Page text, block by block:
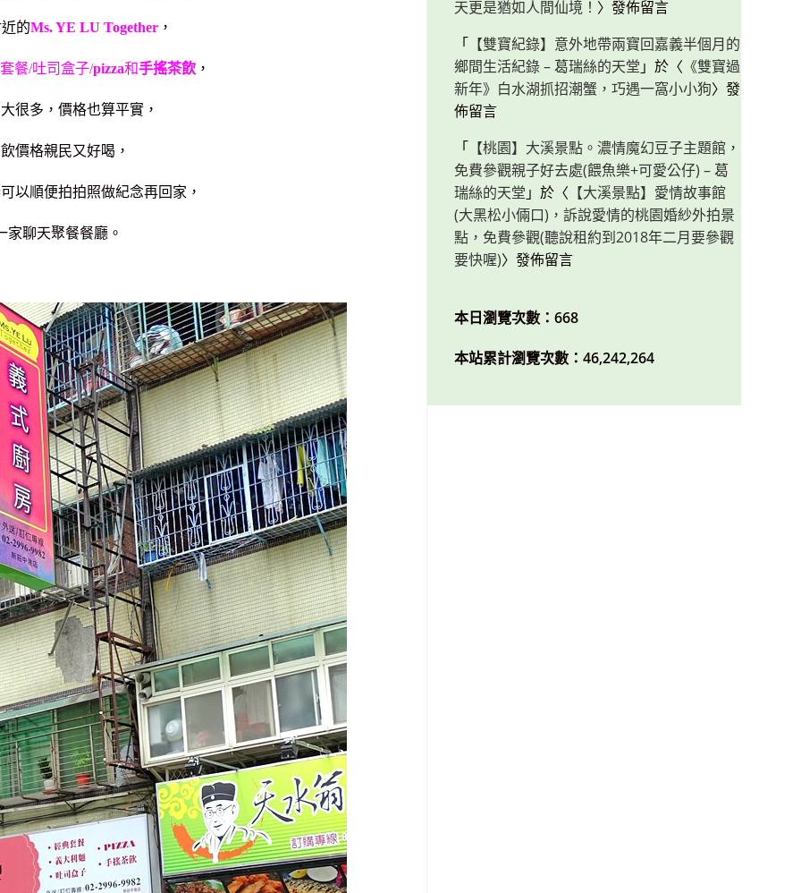
的Ms. YE LU Together，
餐/吐司盒子/pizza和手搖茶飲，
很多，價格也算平實，
價格親民又好喝，
以順便拍拍照做紀念再回家，
家聊天聚餐餐廳。
天更是猶如人間仙境！ 〉發佈留言
「 【雙寶紀錄】意外地帶兩寶回嘉義半個月的
鄉間生活紀錄 – 葛瑞絲的天堂 」於〈 《雙寶過
新年》白水湖抓招潮蟹，巧遇一窩小小狗〉發
佈留言
「 【桃園】大溪景點。濃情魔幻豆子主題館，
免費參觀親子好去處(餵魚樂+可愛公仔) – 葛
瑞絲的天堂 」於〈 【大溪景點】愛情故事館
(大黑松小倆口)，訴說愛情的桃園婚紗外拍景
點，免費參觀(聽說租約到2018年二月要參觀
要快喔)〉發佈留言
本日瀏覽次數：668
本站累計瀏覽次數：46,242,264